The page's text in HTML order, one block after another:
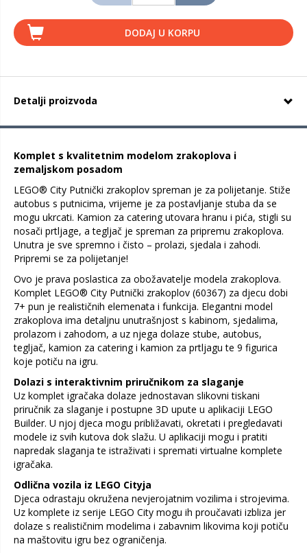
DODAJ U KORPU
Detalji proizvoda
Komplet s kvalitetnim modelom zrakoplova i
zemaljskom posadom
LEGO® City Putnički zrakoplov spreman je za polijetanje. Stiže
autobus s putnicima, vrijeme je za postavljanje stuba da se
mogu ukrcati. Kamion za catering utovara hranu i pića, stigli su
nosači prtljage, a tegljač je spreman za pripremu zrakoplova.
Unutra je sve spremno i čisto – prolazi, sjedala i zahodi.
Pripremi se za polijetanje!
Ovo je prava poslastica za obožavatelje modela zrakoplova.
Komplet LEGO® City Putnički zrakoplov (60367) za djecu dobi
7+ pun je realističnih elemenata i funkcija. Elegantni model
zrakoplova ima detaljnu unutrašnjost s kabinom, sjedalima,
prolazom i zahodom, a uz njega dolaze stube, autobus,
tegljač, kamion za catering i kamion za prtljagu te 9 figurica
koje potiču na igru.
Dolazi s interaktivnim priručnikom za slaganje
Uz komplet igračaka dolaze jednostavan slikovni tiskani
priručnik za slaganje i postupne 3D upute u aplikaciji LEGO
Builder. U njoj djeca mogu približavati, okretati i pregledavati
modele iz svih kutova dok slažu. U aplikaciji mogu i pratiti
napredak slaganja te istraživati i spremati virtualne komplete
igračaka.
Odlična vozila iz LEGO Cityja
Djeca odrastaju okružena nevjerojatnim vozilima i strojevima.
Uz komplete iz serije LEGO City mogu ih proučavati izbliza jer
dolaze s realističnim modelima i zabavnim likovima koji potiču
na maštovitu igru bez ograničenja.